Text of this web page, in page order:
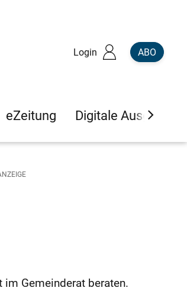
Login ABO
eZeitung Digitale Ausgaben
im Gemeinderat beraten.